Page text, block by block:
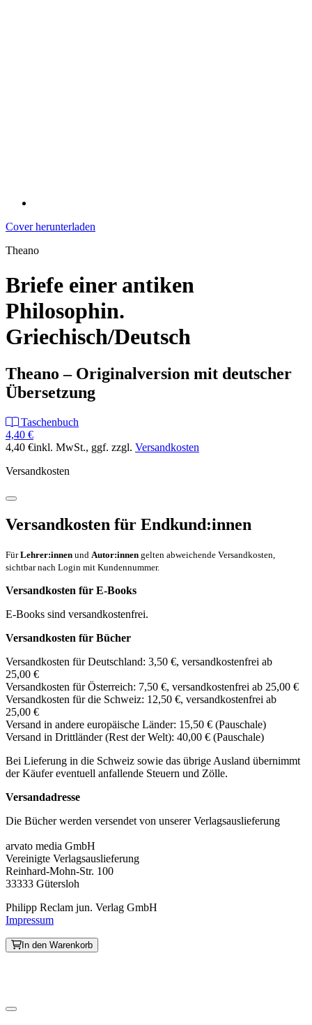
Cover herunterladen
Theano
Briefe einer antiken
Philosophin.
Griechisch/Deutsch
Theano – Originalversion mit deutscher
Übersetzung
Taschenbuch
4,40 €
4,40 €inkl. MwSt., ggf. zzgl. Versandkosten
Versandkosten
Versandkosten für Endkund:innen
FürLehrer:innen und Autor:innen gelten abweichende Versandkosten,
sichtbar nach Login mit Kundennummer.
Versandkosten für E-Books
E-Books sind versandkostenfrei.
Versandkosten für Bücher
Versandkosten für Deutschland: 3,50 €, versandkostenfrei ab
25,00 €
Versandkosten für Österreich: 7,50 €, versandkostenfrei ab 25,00 €
Versandkosten für die Schweiz: 12,50 €, versandkostenfrei ab
25,00 €
Versand in andere europäische Länder: 15,50 € (Pauschale)
Versand in Drittländer (Rest der Welt): 40,00 € (Pauschale)
Bei Lieferung in die Schweiz sowie das übrige Ausland übernimmt
der Käufer eventuell anfallende Steuern und Zölle.
Versandadresse
Die Bücher werden versendet von unserer Verlagsauslieferung
arvato media GmbH
Vereinigte Verlagsauslieferung
Reinhard-Mohn-Str. 100
33333 Gütersloh
Philipp Reclam jun. Verlag GmbH
Impressum
In den Warenkorb